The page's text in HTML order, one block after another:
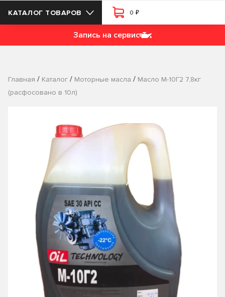
КАТАЛОГ ТОВАРОВ 0 ₽
Запись на сервис
Главная / Каталог / Моторные масла / Масло М-10Г2 7,8кг
(расфосовано в 10л)